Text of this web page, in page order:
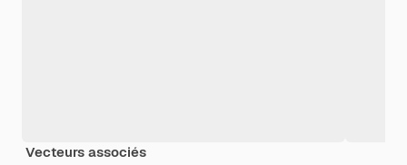
Vecteurs associés